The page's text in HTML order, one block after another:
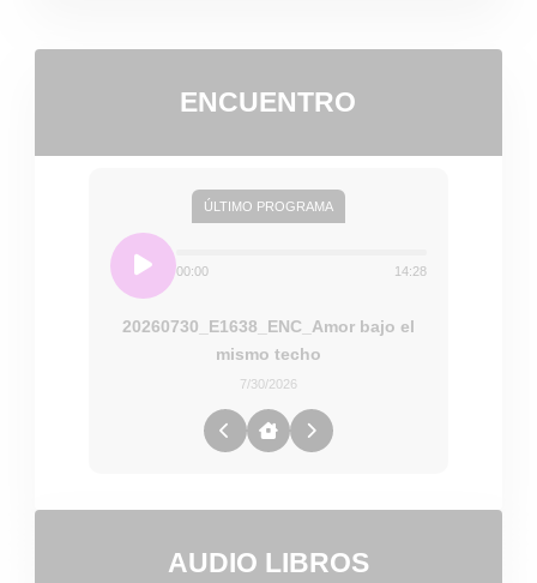
ENCUENTRO
ÚLTIMO PROGRAMA
00:00 14:28
20260730_E1638_ENC_Amor bajo el
mismo techo
7/30/2026
AUDIO LIBROS